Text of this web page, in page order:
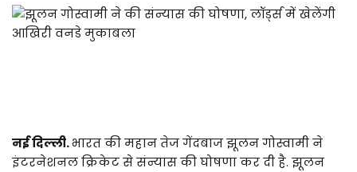
नई दिल्ली.भारत की महान तेज गेंदबाज झूलन गोस्वामी ने
इंटरनेशनल क्रिकेट से संन्यास की घोषणा कर दी है. झूलन